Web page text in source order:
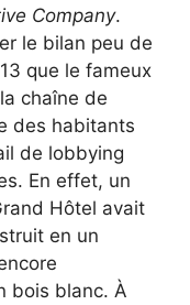
Company.
le bilan peu de
que le fameux
chaîne de
des habitants
de lobbying
En effet, un
Hôtel avait
en un
bois blanc. À